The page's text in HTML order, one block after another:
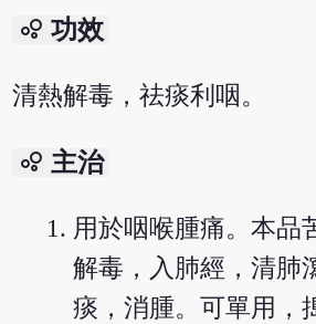
bubble_chart 功效
清熱解毒，祛痰利咽。
bubble_chart 主治
用於咽喉腫痛。本品
解毒，入肺經，清肺
痰，消腫。可單用，